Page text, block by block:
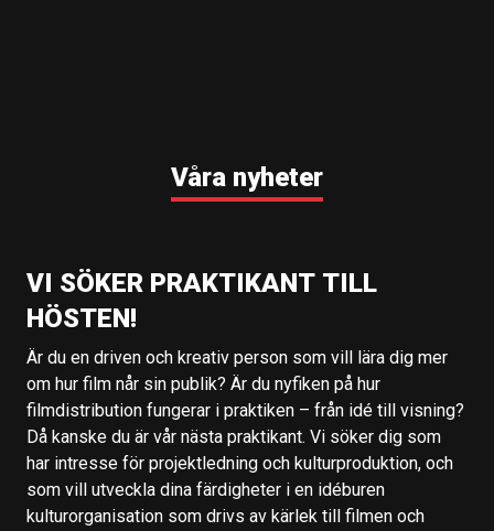
Våra nyheter
VI SÖKER PRAKTIKANT TILL
HÖSTEN!
Är du en driven och kreativ person som vill lära dig mer
om hur film når sin publik? Är du nyfiken på hur
filmdistribution fungerar i praktiken – från idé till visning?
Då kanske du är vår nästa praktikant. Vi söker dig som
har intresse för projektledning och kulturproduktion, och
som vill utveckla dina färdigheter i en idéburen
kulturorganisation som drivs av kärlek till filmen och